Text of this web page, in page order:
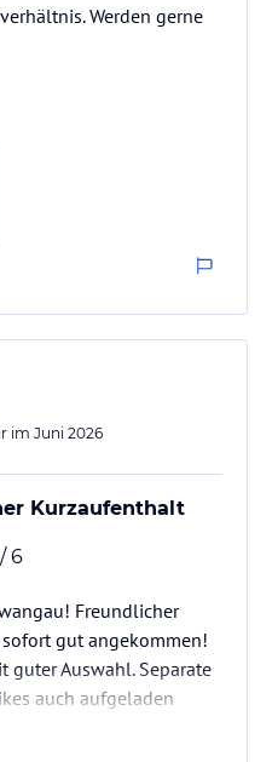
Werden gerne
im Juni 2026
Kurzaufenthalt
/ 6
Freundlicher
gut angekommen!
guter Auswahl. Separate
auch aufgeladen